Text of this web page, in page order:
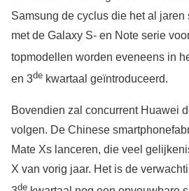
Samsung de cyclus die het al
met de Galaxy S- en Note serie
topmodellen worden eveneens in
en 3de kwartaal geïntroduceerd.
Bovendien zal concurrent Huawei
volgen. De Chinese
Mate Xs lanceren, die veel
X van vorig jaar. Het is de
de